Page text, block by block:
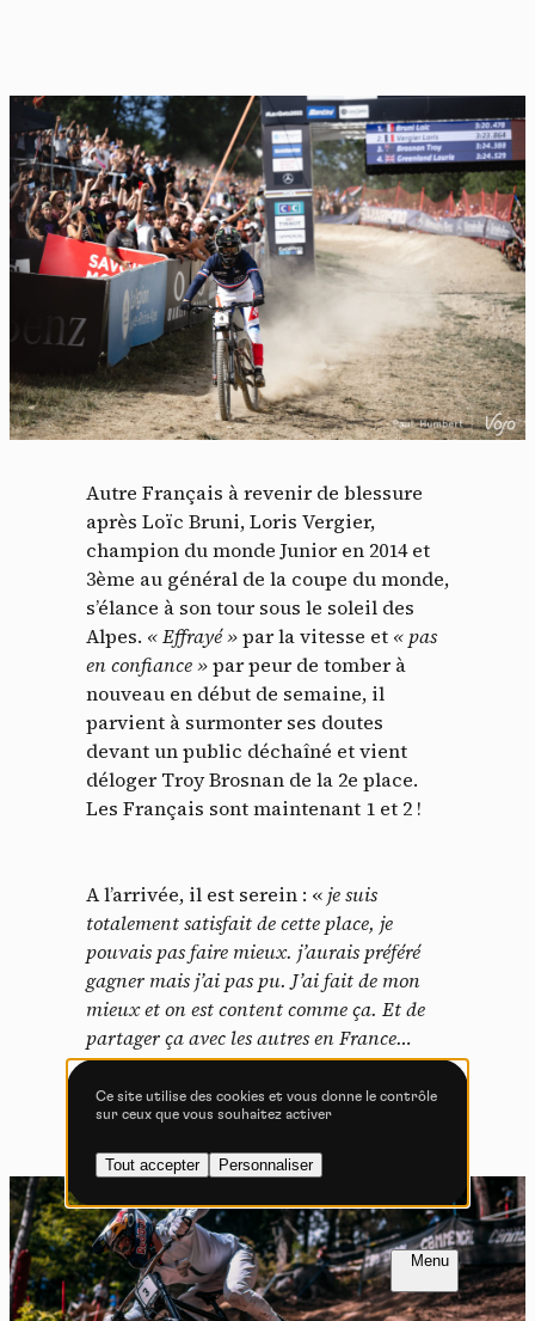
FR NL
Autre Français à revenir de blessure
après Loïc Bruni, Loris Vergier,
champion du monde Junior en 2014 et
3ème au général de la coupe du monde,
s’élance à son tour sous le soleil des
Alpes. « Effrayé »par la vitesse et « pas
en confiance»par peur de tomber à
nouveau en début de semaine, il
parvient à surmonter ses doutes
devant un public déchaîné et vient
déloger Troy Brosnan de la 2e place.
Les Français sont maintenant 1 et 2 !
A l’arrivée, il est serein : « je suis
totalement satisfait de cette place, je
pouvais pas faire mieux. j’aurais préféré
gagner mais j’ai pas pu. J’ai fait de mon
mieux et on est content comme ça. Et de
partager ça avec les autres en France…
C’est n’importe quoi ! »
Introduction
PAGE 1 / 2
Introduction
PAGE 1 / 2
Panneau de gestion des
cookies
En autorisant ces services tiers, vous acceptez le dépôt et la
lecture de cookies et l'utilisation de technologies de suivi
nécessaires à leur bon fonctionnement.
Politique de confidentialité
Tout accepter Tout refuser
Vidéos
Les services de partage de vidéo permettent d'enrichir
le site de contenu multimédia et augmentent sa
visibilité.
Vimeo interdit -Ce service peut déposer
Autoriser Interdire
YouTube interdit -
déposer 4 cookies.
Autoriser Interdire
Ce site utilise des cookies et vous donne le contrôle
sur ceux que vous souhaitez activer
Tout accepter Personnaliser